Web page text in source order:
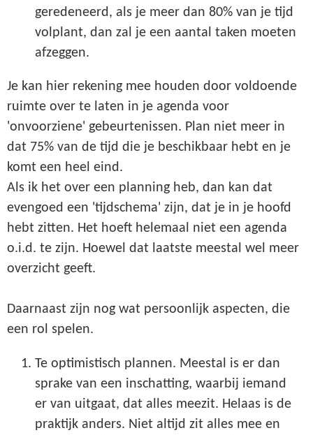
geredeneerd, als je meer dan 80% van je tijd
volplant, dan zal je een aantal taken moeten
afzeggen.
Je kan hier rekening mee houden door voldoende
ruimte over te laten in je agenda voor
'onvoorziene' gebeurtenissen. Plan niet meer in
dat 75% van de tijd die je beschikbaar hebt en je
komt een heel eind.
Als ik het over een planning heb, dan kan dat
evengoed een 'tijdschema' zijn, dat je in je hoofd
hebt zitten. Het hoeft helemaal niet een agenda
o.i.d. te zijn. Hoewel dat laatste meestal wel meer
overzicht geeft.
Daarnaast zijn nog wat persoonlijk aspecten, die
een rol spelen.
Te optimistisch plannen. Meestal is er dan
sprake van een inschatting, waarbij iemand
er van uitgaat, dat alles meezit. Helaas is de
praktijk anders. Niet altijd zit alles mee en